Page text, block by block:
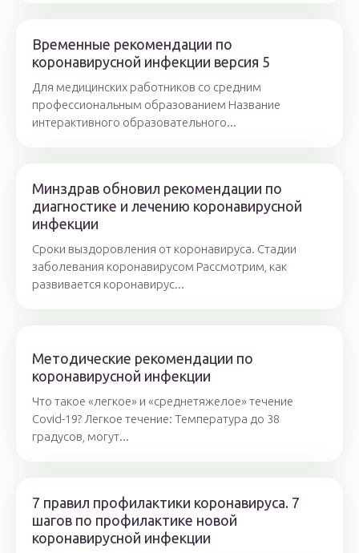
Временные рекомендации по
коронавирусной инфекции версия 5
Для медицинских работников со средним
профессиональным образованием Название
интерактивного образовательного...
Минздрав обновил рекомендации по
диагностике и лечению коронавирусной
инфекции
Сроки выздоровления от коронавируса. Стадии
заболевания коронавирусом Рассмотрим, как
развивается коронавирус...
Методические рекомендации по
коронавирусной инфекции
Что такое «легкое» и «среднетяжелое» течение
Covid-19? Легкое течение: Температура до 38
градусов, могут...
7 правил профилактики коронавируса. 7
шагов по профилактике новой
коронавирусной инфекции